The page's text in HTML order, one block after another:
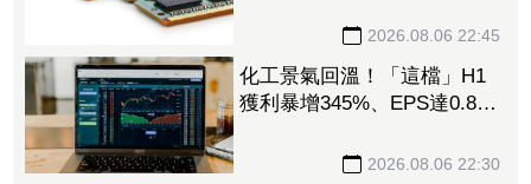
抱回7549萬元 2026.08.06 22:45
化工景氣回溫！「這檔」H1
獲利暴增345%、EPS達0.89
2026.08.06 22:30